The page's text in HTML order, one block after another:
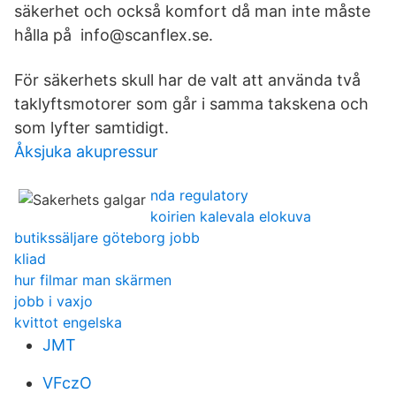
säkerhet och också komfort då man inte måste
hålla på info@scanflex.se.
För säkerhets skull har de valt att använda två
taklyftsmotorer som går i samma takskena och
som lyfter samtidigt.
Åksjuka akupressur
nda regulatory
koirien kalevala elokuva
butikssäljare göteborg jobb
kliad
hur filmar man skärmen
jobb i vaxjo
kvittot engelska
JMT
VFczO